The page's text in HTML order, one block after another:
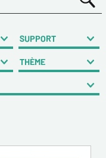
SUPPORT
THÈME